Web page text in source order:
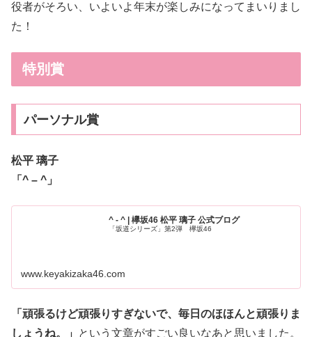
役者がそろい、いよいよ年末が楽しみになってまいりまし
た！
特別賞
パーソナル賞
松平 璃子
「^ – ^」
^ - ^ | 欅坂46 松平 璃子 公式ブログ
「坂道シリーズ」第2弾 欅坂46
www.keyakizaka46.com
「頑張るけど頑張りすぎないで、毎日のほほんと頑張りま
しょうね。」
という文章がすごい良いなあと思いました。